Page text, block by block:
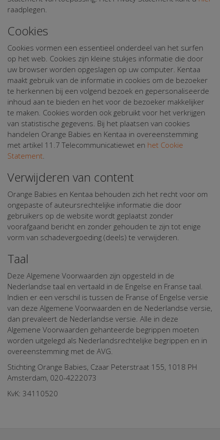
raadplegen.
Cookies
Cookies vormen een essentieel onderdeel van het surfen
op het web. Cookies zijn kleine stukjes informatie die door
uw browser worden opgeslagen op uw computer. Kentaa
maakt gebruik van de informatie in cookies om de bezoeker
te herkennen bij een volgend bezoek en gepersonaliseerde
inhoud aan te bieden en het voor de bezoeker makkelijker
te maken. Cookies worden ook gebruikt voor het verkrijgen
van statistische gegevens. Bij het plaatsen van cookies
handelen Orange Babies en Kentaa in overeenstemming
met artikel 11.7 Telecommunicatiewet en het Cookie
Statement
Verwijderen van content
Orange Babies en Kentaa behouden zich het recht voor om
ongepaste of auteursrechtelijke informatie die door
gebruikers op de website wordt geplaatst zonder
voorafgaand bericht en zonder gehouden te zijn tot enige
vorm van schadevergoeding (deels) te verwijderen.
Taal
Deze Algemene Voorwaarden zijn opgesteld in de
Nederlandse taal en vertaald in de Engelse en Franse taal.
Indien er een verschil is tussen de Franse of Engelse versie
van deze Algemene Voorwaarden en de Nederlandse versie,
dan prevaleert de Nederlandse versie. Alle in deze
Algemene Voorwaarden gehanteerde begrippen moeten
worden uitgelegd als Nederlandsrechtelijke begrippen en in
overeenstemming met de AVG.
Stichting Orange Babies, Czaar Peterstraat 155, 1018 PH
Amsterdam, 020-4222073
KvK: 34110520